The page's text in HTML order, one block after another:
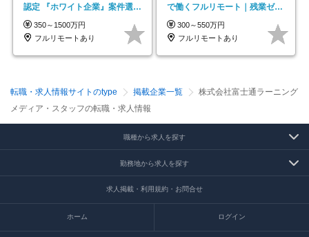
認定 『ホワイト企業』案件選択
制度／年休129日
350～1500万円
フルリモートあり
で働くフルリモート｜残業ゼロ
で18時退勤◎
300～550万円
フルリモートあり
転職・求人情報サイトのtype 掲載企業一覧
株式会社富士通ラーニング
メディア・スタッフの転職・求人情報
職種から求人を探す
勤務地から求人を探す
求人掲載・利用規約・お問合せ
ホーム ログイン